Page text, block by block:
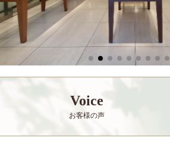
Voice
お客様の声